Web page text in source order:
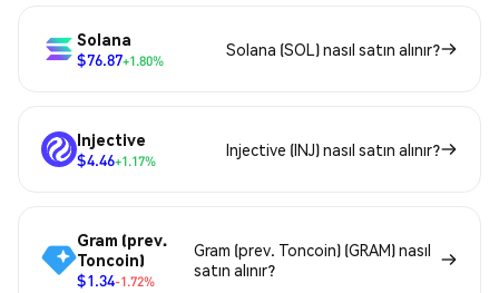
Solana
$76.87+1.80%
Solana (SOL) nasıl satın alınır?
Injective
$4.46+1.17%
Injective (INJ) nasıl satın alınır?
Gram (prev.
Toncoin)
$1.34-1.72%
Gram (prev. Toncoin) (GRAM) nasıl
satın alınır?